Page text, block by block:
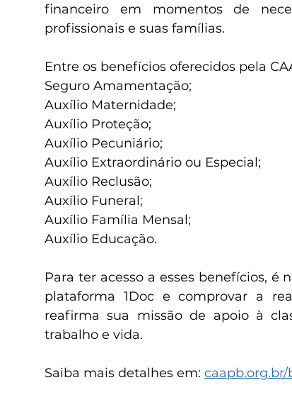
financeiro em momentos de
profissionais e suas famílias.
Entre os benefícios oferecidos pela
Seguro Amamentação;
Auxílio Maternidade;
Auxílio Proteção;
Auxílio Pecuniário;
Auxílio Extraordinário ou Especial;
Auxílio Reclusão;
Auxílio Funeral;
Auxílio Família Mensal;
Auxílio Educação.
Para ter acesso a esses benefícios, é
plataforma 1Doc e comprovar a
reafirma sua missão de apoio à
trabalho e vida.
Saiba mais detalhes em: